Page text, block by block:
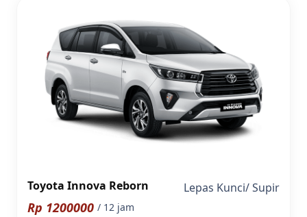
Toyota Innova Reborn Lepas Kunci/Supir
Rp 1200000 / 12 jam